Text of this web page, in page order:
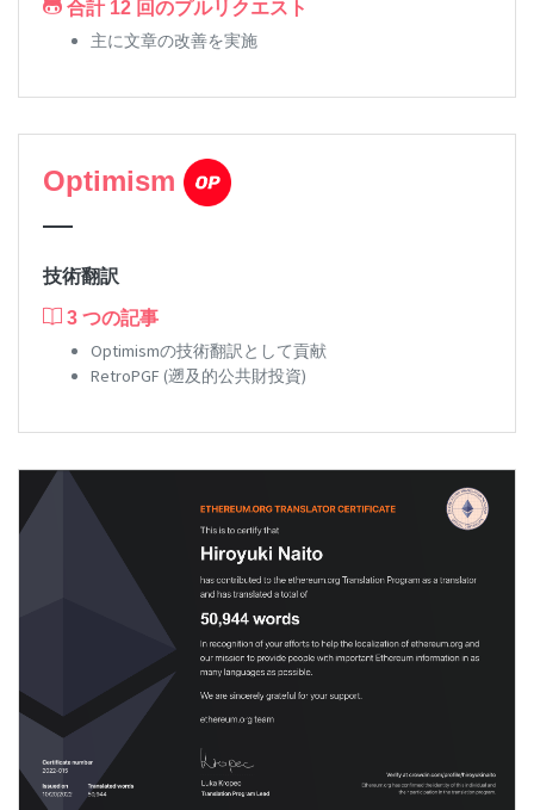
合計 12 回のプルリクエスト
主に文章の改善を実施
Optimism
技術翻訳
3 つの記事
Optimismの技術翻訳として貢献
RetroPGF (遡及的公共財投資)